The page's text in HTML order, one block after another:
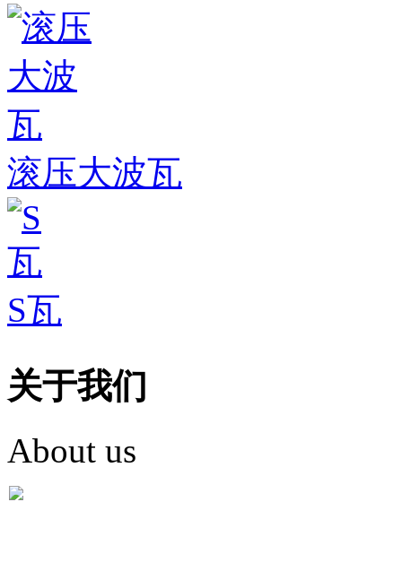
滚压大波瓦
S瓦
关于我们
About us